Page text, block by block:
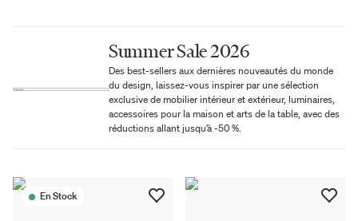
Summer Sale 2026
Des best-sellers aux dernières nouveautés du monde
du design, laissez-vous inspirer par une sélection
exclusive de mobilier intérieur et extérieur, luminaires,
accessoires pour la maison et arts de la table, avec des
réductions allant jusqu’à -50 %.
En Stock